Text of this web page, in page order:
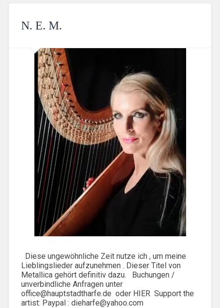
N. E. M.
Diese ungewöhnliche Zeit nutze ich , um meine
Lieblingslieder aufzunehmen . Dieser Titel von
Metallica gehört definitiv dazu. Buchungen /
unverbindliche Anfragen unter
office@hauptstadtharfe.de oder HIER Support the
artist: Paypal : dieharfe@yahoo.com